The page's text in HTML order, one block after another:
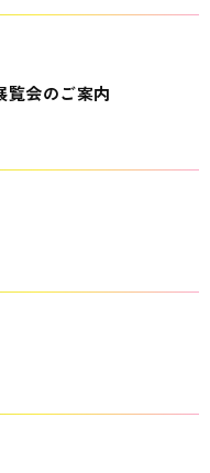
覧会のご案内